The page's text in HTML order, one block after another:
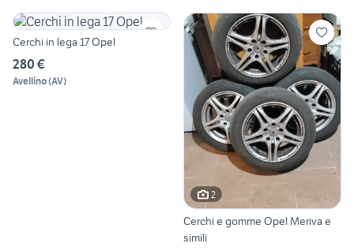
Cerchi in lega 17 Opel
280 €
Avellino(AV)
2
Cerchi e gomme Opel Meriva e
simili